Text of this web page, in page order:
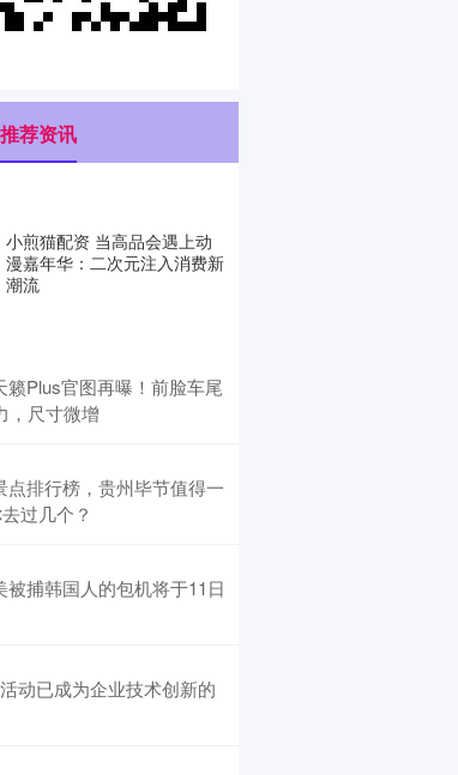
推荐资讯
小煎猫配资 当高品会遇上动
漫嘉年华：二次元注入消费新
潮流
籁Plus官图再曝！前脸车尾
，尺寸微增
点排行榜，贵州毕节值得一
过几个？
捕韩国人的包机将于11日
动已成为企业技术创新的